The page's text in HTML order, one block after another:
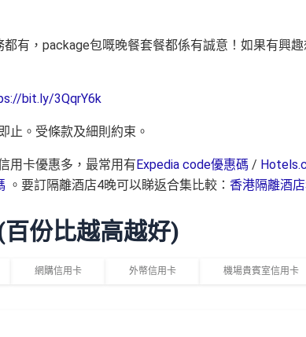
有，package包嘅晚餐套餐都係有誠意！如果有興
bit.ly/3QqrY6k
止。受條款及細則約束。
用卡優惠多，最常用有Expedia code優惠碼 /
。要訂隔離酒店4晚可以睇返合集比較： 香港隔離酒
份比越高越好)
網購信用卡 外幣信用卡 機場貴賓室信用卡